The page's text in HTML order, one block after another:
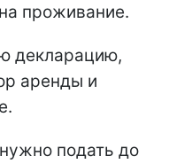
проживание.
декларацию,
аренды и
подать до